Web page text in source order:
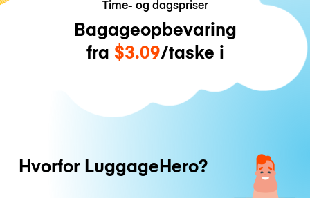
Time- og dagspriser
Bagageopbevaring
fra $3.09/taske i
Hvorfor LuggageHero?